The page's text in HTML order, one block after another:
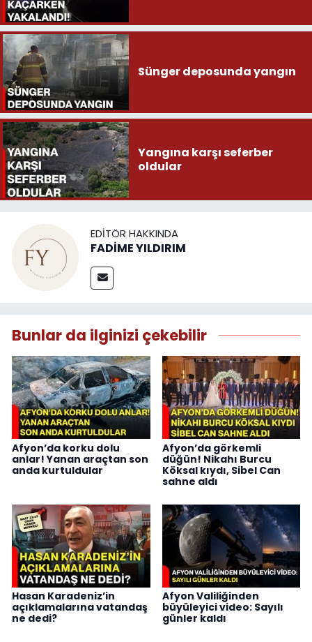
Sünger deposunda yangın
Yangına karşı seferber
oldular
EDITÖR HAKKINDA
FADİME YILDIRIM
Bunlar da ilginizi çekebilir
Afyon’da korku dolu
anlar! Yanan araçtan son
anda kurtuldular
Afyon’da görkemli
düğün! Nikahı Burcu
Köksal kıydı, Sibel Can
sahne aldı
Hasan Karadeniz’in
açıklamalarına vatandaş
ne dedi?
Afyon Valiliğinden
büyüleyici video: Sayılı
günler kaldı